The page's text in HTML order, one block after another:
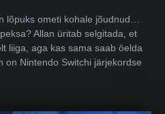
lõpuks ometi kohale jõudnud…
Allan üritab selgitada, et
liiga, aga kas sama saab öelda
on Nintendo Switchi järjekordse